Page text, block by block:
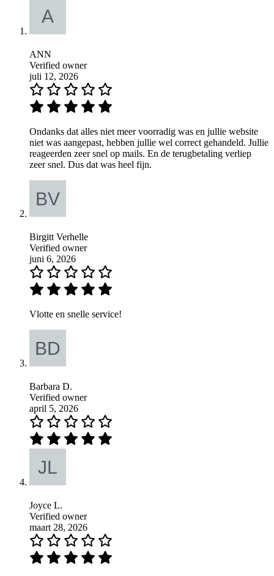
ANN
Verified owner
juli 12, 2026
Ondanks dat alles niet meer voorradig was en jullie website
niet was aangepast, hebben jullie wel correct gehandeld. Jullie
reageerden zeer snel op mails. En de terugbetaling verliep
zeer snel. Dus dat was heel fijn.
Birgitt Verhelle
Verified owner
juni 6, 2026
Vlotte en snelle service!
Barbara D.
Verified owner
april 5, 2026
Joyce L.
Verified owner
maart 28, 2026